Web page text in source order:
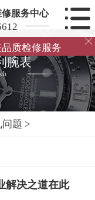
服务中心
质检修服务

腕表
题 >
解决之道在此